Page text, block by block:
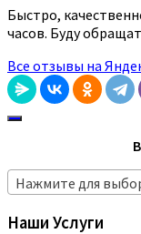
Быстро,
часов. Буду
Все отзывы на
Нажмите для
Наши Услуги